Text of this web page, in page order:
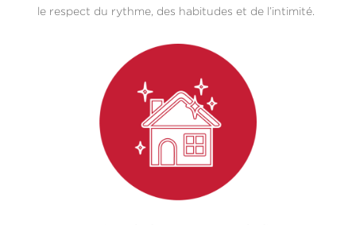
le respect du rythme, des habitudes et de l’intimité.